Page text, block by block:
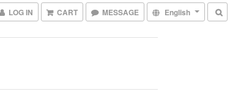
LOG IN CART MESSAGE English